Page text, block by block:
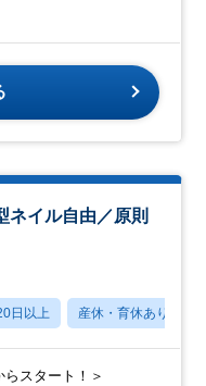
イル自由／原則
日以上 産休・育休あり
らスタート！＞